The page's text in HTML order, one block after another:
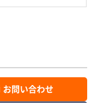
お問い合わせ